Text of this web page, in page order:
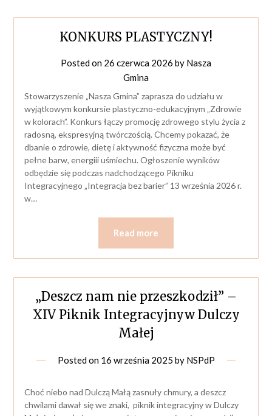
KONKURS PLASTYCZNY!
Posted on 26 czerwca 2026 by Nasza
Gmina
Stowarzyszenie „Nasza Gmina” zaprasza do udziału w
wyjątkowym konkursie plastyczno-edukacyjnym „Zdrowie
w kolorach”. Konkurs łączy promocję zdrowego stylu życia z
radosną, ekspresyjną twórczością. Chcemy pokazać, że
dbanie o zdrowie, dietę i aktywność fizyczna może być
pełne barw, energiii uśmiechu. Ogłoszenie wyników
odbędzie się podczas nadchodzącego Pikniku
Integracyjnego „Integracja bez barier” 13 września 2026 r.
w…
Read more
„Deszcz nam nie przeszkodził” –
XIV Piknik Integracyjnyw Dulczy
Małej
Posted on 16 września 2025 by NSPdP
Choć niebo nad Dulczą Małą zasnuły chmury, a deszcz
chwilami dawał się we znaki, piknik integracyjny w Dulczy